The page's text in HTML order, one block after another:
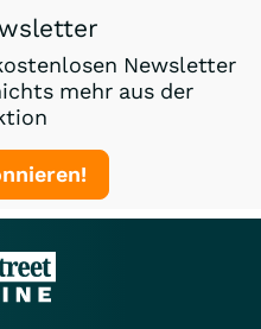
Newsletter
mehr aus der